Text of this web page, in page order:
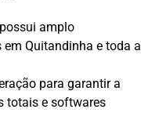
amplo
Quitandinha e toda a
para garantir a
totais e softwares